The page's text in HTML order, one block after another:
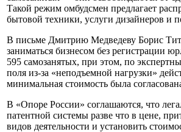
Такой режим омбудсмен предлагает
бытовой техники, услуги дизайнеров и
В письме Дмитрию Медведеву Борис
заниматься бизнесом без регистрации
595 самозанятых, при этом, по
поля из-за «неподъемной нагрузки»
минимальная стоимость была
В «Опоре России» соглашаются, что
патентной системы разве что в цене,
видов деятельности и установить